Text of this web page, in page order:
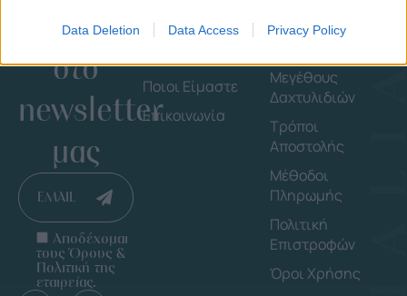
Data Deletion Data Access Privacy Policy
Εγγράψου
στο
newsletter
μας
EMAIL
Αποδέχομαι
τους Όρους &
Πολιτική της
εταιρείας.
Εταιρεία
Ποιοι Είμαστε
Επικοινωνία
Μεγέθους
Δαχτυλιδιών
Τρόποι
Αποστολής
Μέθοδοι
Πληρωμής
Πολιτική
Επιστροφών
Όροι Χρήσης